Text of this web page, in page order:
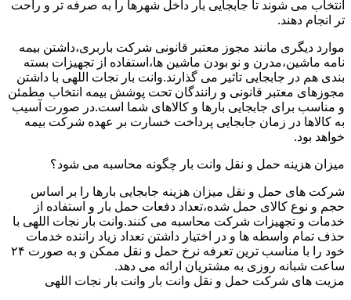
انتخاب می شوند تا جابجایی بار داخل شهرها را به صرفه تر و راحت
تر انجام دهند.
موارد دیگری مانند مجوز معتبر قانونی شرکت باربری،داشتن بیمه
نامه ماشین،مدرن و نو بودن ماشین ها،استفاده از تجهیزات بسته
بندی هم در جابجایی تاثیر می گذارند.وانت بار نجات اللهی با داشتن
مجوزهای معتبر قانونی و رانندگان تحت پوشش بیمه انتخاب مطمئن
و مناسب برای جابجایی بارها و کالاهای شما است.در صورت آسیب
به کالاها در زمان جابجایی پرداخت خسارت بر عهده شرکت بیمه
خواهد بود.
میزان هزینه حمل و نقل وانت بار چگونه محاسبه می شود؟
شرکت های حمل و نقل میزان هزینه جابجایی بارها را بر اساس
حجم و نوع کالای حمل شده،تعداد دفعات حمل بار و استفاده از
خدمات و تجهیزات شرکت محاسبه می کنند.وانت بار نجات اللهی با
حذف تمام واسطه ها و در اختیار داشتن تعداد زیاد راننده خدمات
خود را با مناسب ترین تعرفه نرخ حمل و نقل ممکن و به صورت ۲۴
ساعت شبانه روزی به مشتریان ارائه می دهد.
مزیت های شرکت حمل و نقل وانت بار وانت بار نجات اللهی